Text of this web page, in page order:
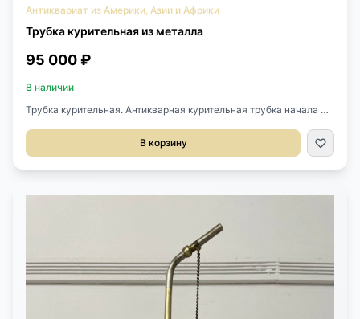
Антиквариат из Америки, Азии и Африки
Трубка курительная из металла
95 000 ₽
В наличии
Трубка курительная. Антикварная курительная трубка начала XX
перегородчатой эмалью в технике клуазане. Ш 7,5 см. Г 4 см. В
В корзину